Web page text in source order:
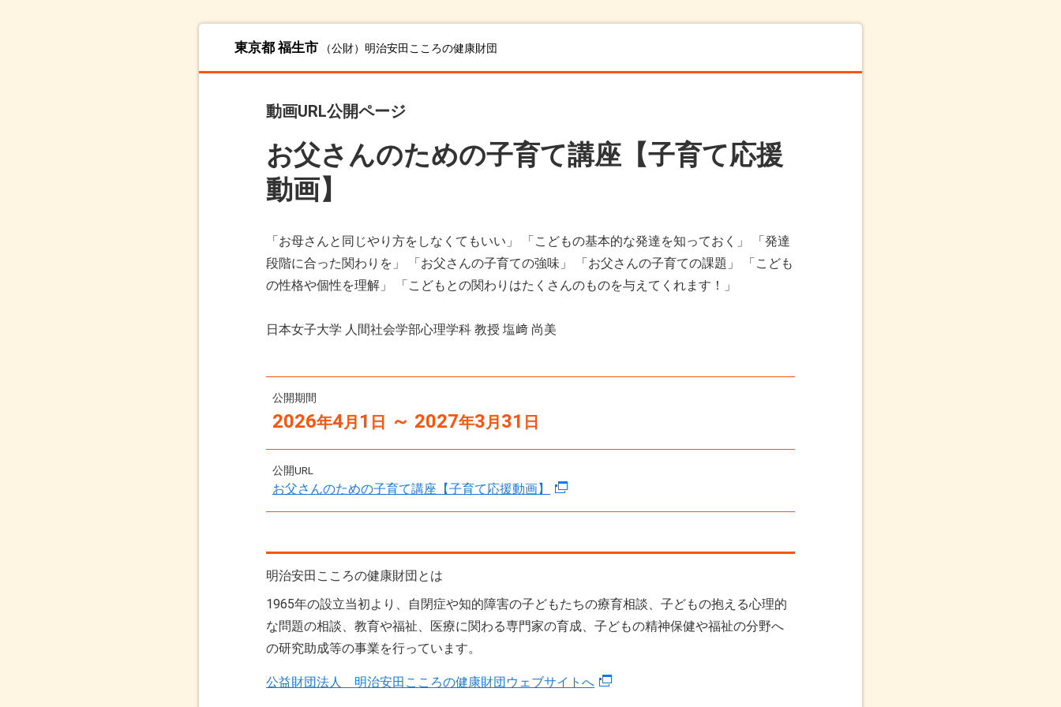
東京都 福生市 （公財）明治安田こころの健康財団
動画URL公開ページ
お父さんのための子育て講座【子育て応援
動画】
「お母さんと同じやり方をしなくてもいい」 「こどもの基本的な発達を知っておく」 「発達
段階に合った関わりを」 「お父さんの子育ての強味」 「お父さんの子育ての課題」 「こども
の性格や個性を理解」 「こどもとの関わりはたくさんのものを与えてくれます！」
日本女子大学 人間社会学部心理学科 教授 塩﨑 尚美
公開期間
2026年4月 1 日 ～ 2027年3月 31 日
公開URL
お父さんのための子育て講座【子育て応援動画】
明治安田こころの健康財団とは
1965年の設立当初より、自閉症や知的障害の子どもたちの療育相談、子どもの抱える心理的
な問題の相談、教育や福祉、医療に関わる専門家の育成、子どもの精神保健や福祉の分野へ
の研究助成等の事業を行っています。
公益財団法人 明治安田こころの健康財団ウェブサイトへ